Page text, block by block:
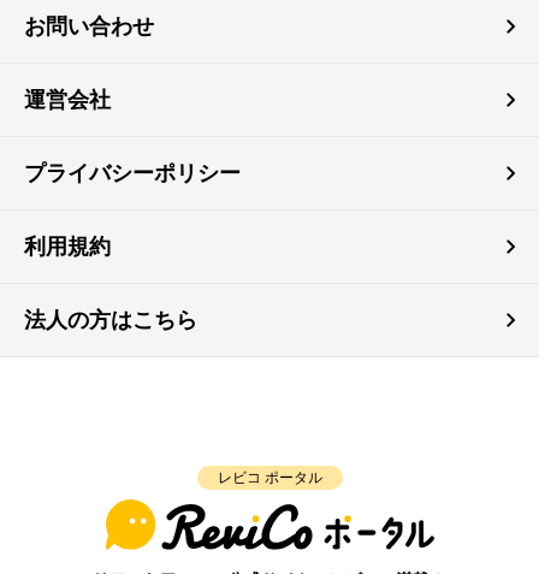
お問い合わせ
運営会社
プライバシーポリシー
利用規約
法人の方はこちら
レビコ ポータル